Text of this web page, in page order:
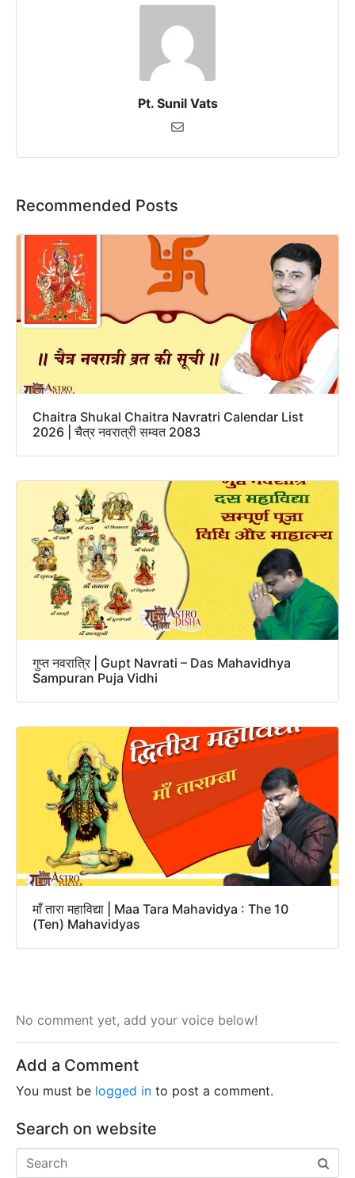
Pt. Sunil Vats
Recommended Posts
Chaitra Shukal Chaitra Navratri Calendar List
2026 | चैत्र नवरात्री सम्वत 2083
गुप्त नवरात्रि | Gupt Navrati – Das Mahavidhya
Sampuran Puja Vidhi
माँ तारा महाविद्या | Maa Tara Mahavidya : The 10
(Ten) Mahavidyas
No comment yet, add your voice below!
Add a Comment
You must be logged in to post a comment.
Search on website